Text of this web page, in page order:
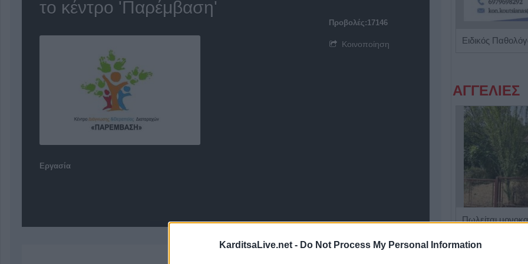
KarditsaLive.net - Do Not Process My Personal Information
το κέντρο 'Παρέμβαση'
Εργασία
Προβολές:17146
Κοινοποίηση
ΑΓΓΕΛΙΕΣ
Η Αποκατάσταση Α.Ε. αναζητά για εργασία Νοσηλευτές και Βοηθούς Νοσηλευτές